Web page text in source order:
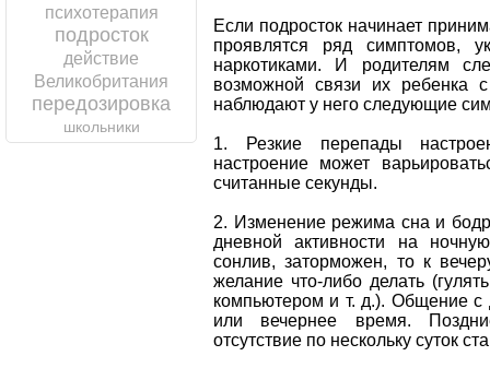
психотерапия
подросток
действие
Великобритания
передозировка
школьники
Если подросток начинает
проявлятся ряд симптомов,
наркотиками. И родителям
возможной связи их ребенка
наблюдают у него следующие
1. Резкие перепады
настроение может
считанные секунды.
2. Изменение режима сна и
дневной активности на
сонлив, заторможен, то к
желание что-либо делать
компьютером и т. д.). Общение с
или вечернее время.
отсутствие по нескольку суток